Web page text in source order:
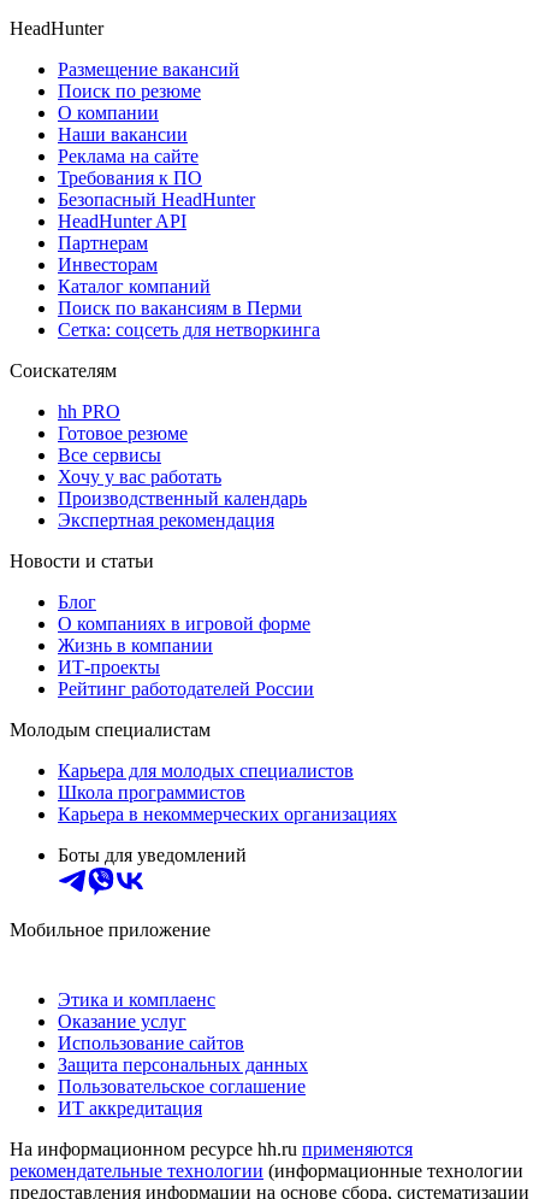
HeadHunter
Размещение вакансий
Поиск по резюме
О компании
Наши вакансии
Реклама на сайте
Требования к ПО
Безопасный HeadHunter
HeadHunter API
Партнерам
Инвесторам
Каталог компаний
Поиск по вакансиям в Перми
Сетка: соцсеть для нетворкинга
Соискателям
hh PRO
Готовое резюме
Все сервисы
Хочу у вас работать
Производственный календарь
Экспертная рекомендация
Новости и статьи
Блог
О компаниях в игровой форме
Жизнь в компании
ИТ-проекты
Рейтинг работодателей России
Молодым специалистам
Карьера для молодых специалистов
Школа программистов
Карьера в некоммерческих организациях
Боты для уведомлений
Мобильное приложение
Этика и комплаенс
Оказание услуг
Использование сайтов
Защита персональных данных
Пользовательское соглашение
ИТ аккредитация
На информационном ресурсе hh.ru применяются
рекомендательные технологии (информационные технологии
предоставления информации на основе сбора, систематизации